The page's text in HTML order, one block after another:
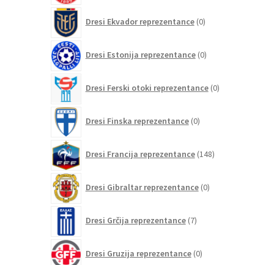
Dresi Ekvador reprezentance 0izdelkov
Dresi Estonija reprezentance 0izdelkov
Dresi Ferski otoki reprezentance 0izdelkov
Dresi Finska reprezentance 0izdelkov
Dresi Francija reprezentance 148izdelkov
Dresi Gibraltar reprezentance 0izdelkov
Dresi Grčija reprezentance 7izdelkov
Dresi Gruzija reprezentance 0izdelkov